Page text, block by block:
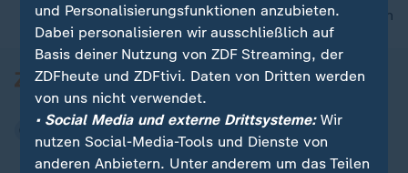
nach oben
und Personalisierungsfunktionen anzubieten.
Dabei personalisieren wir ausschließlich auf
Basis deiner Nutzung von ZDF Streaming, der
ZDFheute und ZDFtivi. Daten von Dritten werden
von uns nicht verwendet.
• Social Media und externe Drittsysteme:Wir
nutzen Social-Media-Tools und Dienste von
anderen Anbietern. Unter anderem um das Teilen